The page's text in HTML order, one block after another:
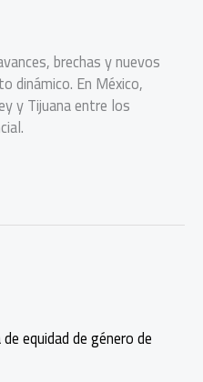
brechas y nuevos
dinámico. En México,
y Tijuana entre los
equidad de género de